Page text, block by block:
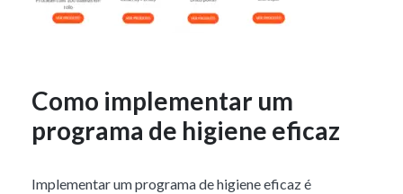
Como implementar um
programa de higiene eficaz
Implementar um programa de higiene eficaz é